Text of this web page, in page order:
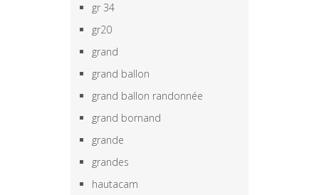
gr 34
gr20
grand
grand ballon
grand ballon randonnée
grand bornand
grande
grandes
hautacam